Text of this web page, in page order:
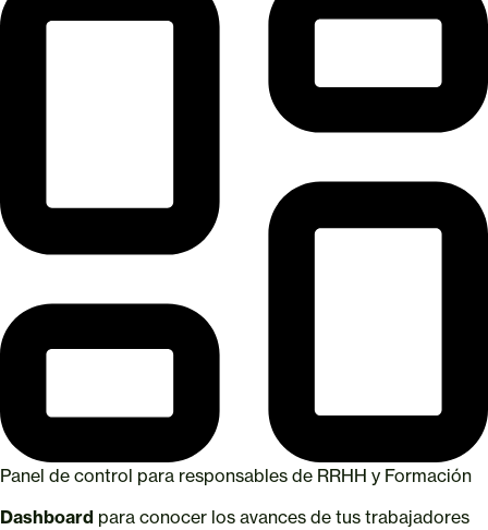
Panel de control para responsables de RRHH y Formación
Dashboard para conocer los avances de tus trabajadores